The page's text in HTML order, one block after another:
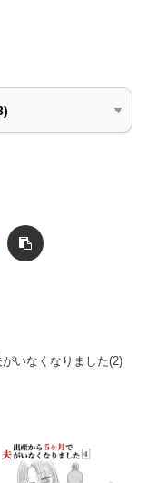
いなくなりました(2)